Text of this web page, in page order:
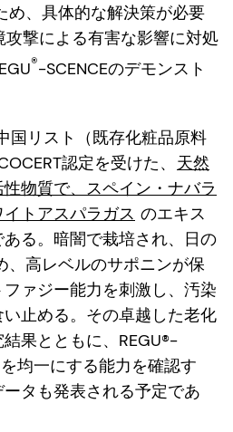
め、具体的な解決策が必要
攻撃による有害な影響に対処
®-SCENCEのデモンスト
国リスト（既存化粧品原料
認定を受けた、 天然
物質で、スペイン・ナバラ
トアスパラガス のエキス
る。暗闇で栽培され、日の
、高レベルのサポニンが保
ァジー能力を刺激し、汚染
止める。その卓越した老化
果とともに、REGU®-
均一にする能力を確認す
タも発表される予定であ